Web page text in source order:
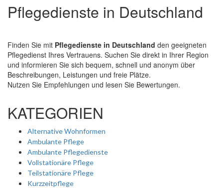
Pflegedienste in Deutschland
Finden Sie mit Pflegedienste in Deutschland den geeigneten
Pflegedienst Ihres Vertrauens. Suchen Sie direkt in Ihrer Region
und informieren Sie sich bequem, schnell und anonym über
Beschreibungen, Leistungen und freie Plätze.
Nutzen Sie Empfehlungen und lesen Sie Bewertungen.
KATEGORIEN
Alternative Wohnformen
Ambulante Pflege
Ambulante Pflegedienste
Vollstationäre Pflege
Teilstationäre Pflege
Kurzzeitpflege